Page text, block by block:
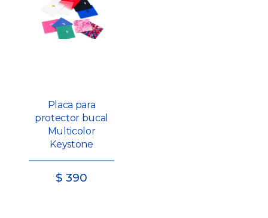
Placa para
protector bucal
Multicolor
Keystone
$ 390